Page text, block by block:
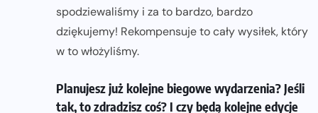
spodziewaliśmy i za to bardzo, bardzo
dziękujemy! Rekompensuje to cały wysiłek, który
w to włożyliśmy.
Planujesz już kolejne biegowe wydarzenia? Jeśli
tak, to zdradzisz coś? I czy będą kolejne edycje